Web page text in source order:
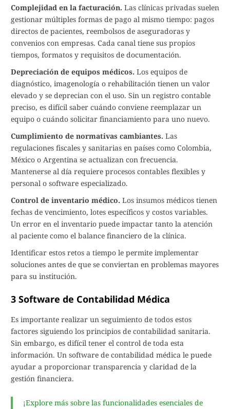
Complejidad en la facturación. Las clínicas privadas suelen
gestionar múltiples formas de pago al mismo tiempo: pagos
directos de pacientes, reembolsos de aseguradoras y
convenios con empresas. Cada canal tiene sus propios
tiempos, formatos y requisitos de documentación.
Depreciación de equipos médicos. Los equipos de
diagnóstico, imagenología o rehabilitación tienen un valor
elevado y se deprecian con el uso. Sin un registro contable
preciso, es difícil saber cuándo conviene reemplazar un
equipo o cuándo solicitar financiamiento para uno nuevo.
Cumplimiento de normativas cambiantes. Las
regulaciones fiscales y sanitarias en países como Colombia,
México o Argentina se actualizan con frecuencia.
Mantenerse al día requiere procesos contables flexibles y
personal o software especializado.
Control de inventario médico. Los insumos médicos tienen
fechas de vencimiento, lotes específicos y costos variables.
Un error en el inventario puede impactar tanto la atención
al paciente como el balance financiero de la clínica.
Identificar estos retos a tiempo le permite implementar
soluciones antes de que se conviertan en problemas mayores
para su institución.
3 Software de Contabilidad Médica
Es importante realizar un seguimiento de todos estos
factores siguiendo los principios de contabilidad sanitaria.
Sin embargo, es difícil tener el control de toda esta
información. Un software de contabilidad médica le puede
ayudar a proporcionar transparencia y claridad de la
gestión financiera.
¡Explore más sobre las funcionalidades esenciales de